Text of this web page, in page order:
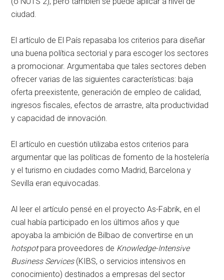
ciudad.
El artículo de El País repasaba los criterios para diseñar
una buena política sectorial y para escoger los sectores
a promocionar. Argumentaba que tales sectores deben
ofrecer varias de las siguientes características: baja
oferta preexistente, generación de empleo de calidad,
ingresos fiscales, efectos de arrastre, alta productividad
y capacidad de innovación.
El artículo en cuestión utilizaba estos criterios para
argumentar que las políticas de fomento de la hostelería
y el turismo en ciudades como Madrid, Barcelona y
Sevilla eran equivocadas.
Al leer el artículo pensé en el proyecto As-Fabrik, en el
cual había participado en los últimos años y que
apoyaba la ambición de Bilbao de convertirse en un
hotspotpara proveedores de Knowledge-Intensive
Business Services(KIBS, o servicios intensivos en
conocimiento) destinados a empresas del sector